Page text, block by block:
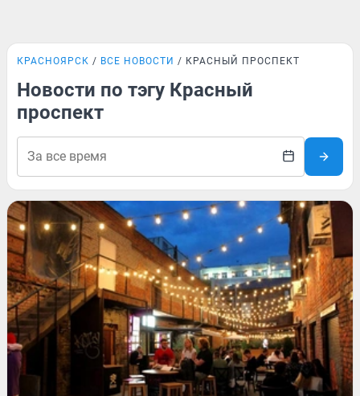
КРАСНОЯРСК ВСЕ НОВОСТИ КРАСНЫЙ ПРОСПЕКТ
Новости по тэгу Красный
проспект